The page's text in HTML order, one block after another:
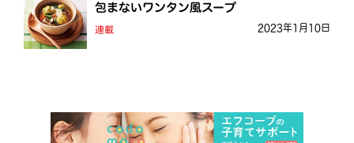
包まないワンタン風スープ
連載 2023年1月10日